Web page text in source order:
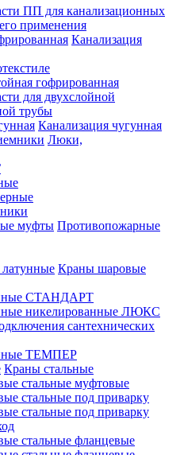
ПП для канализационных
применения
Канализация
гофрированная
для двухслойной
трубы
Канализация чугунная
Люки,
Противопожарные
Краны шаровые
СТАНДАРТ
никелированные ЛЮКС
сантехнических
ТЕМПЕР
Краны стальные
стальные муфтовые
стальные под приварку
стальные под приварку
стальные фланцевые